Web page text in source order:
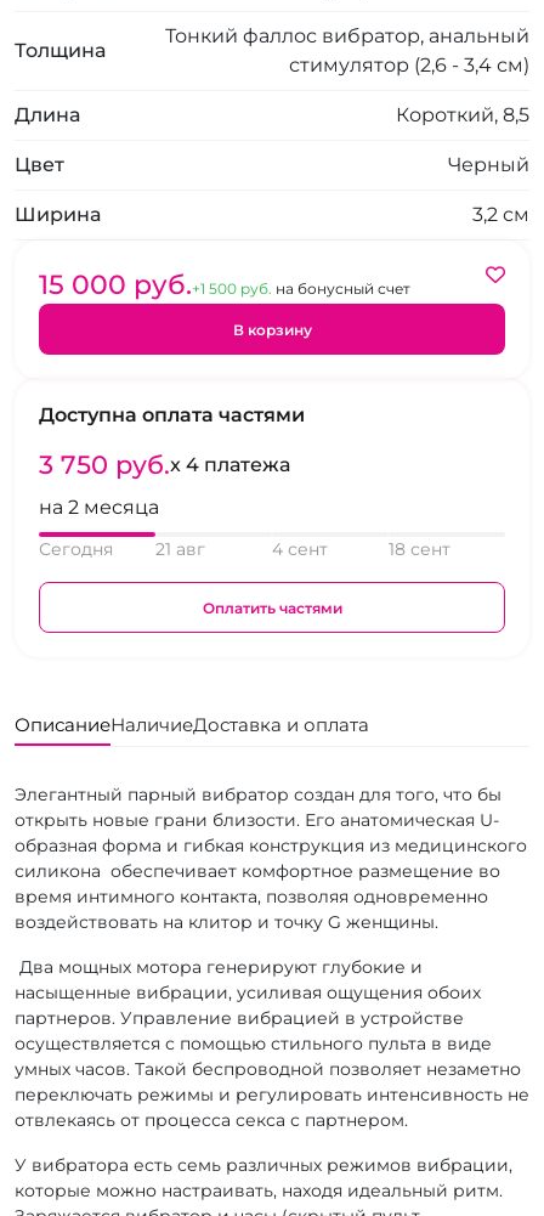
Толщина
Тонкий фаллос вибратор, анальный
стимулятор (2,6 - 3,4 см)
Длина Короткий, 8,5
Цвет Черный
Ширина 3,2 см
15 000 pуб.+1 500 pуб. на бонусный счет
В корзину
Доступна оплата частями
3 750 pуб.x 4 платежа
на 2 месяца
Сегодня 21 авг 4 сент 18 сент
Оплатить частями
ОписаниеНаличиеДоставка и оплата
Элегантный парный вибратор создан для того, что бы
открыть новые грани близости. Его анатомическая U-
образная форма и гибкая конструкция из медицинского
силикона обеспечивает комфортное размещение во
время интимного контакта, позволяя одновременно
воздействовать на клитор и точку G женщины.
Два мощных мотора генерируют глубокие и
насыщенные вибрации, усиливая ощущения обоих
партнеров. Управление вибрацией в устройстве
осуществляется с помощью стильного пульта в виде
умных часов. Такой беспроводной позволяет незаметно
переключать режимы и регулировать интенсивность не
отвлекаясь от процесса секса с партнером.
У вибратора есть семь различных режимов вибрации,
которые можно настраивать, находя идеальный ритм.